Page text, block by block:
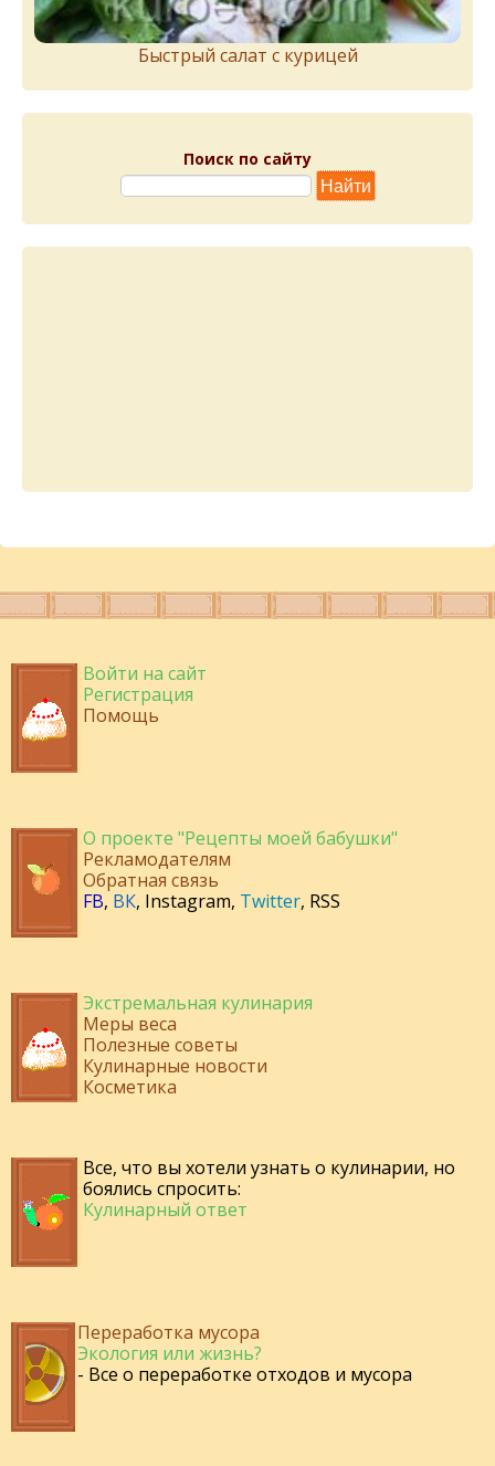
Быстрый салат с курицей
Поиск по сайту
Войти на сайт
Регистрация
Помощь
О проекте "Рецепты моей бабушки"
Рекламодателям
Обратная связь
FB, ВК, Instagram, Twitter, RSS
Экстремальная кулинария
Меры веса
Полезные советы
Кулинарные новости
Косметика
Все, что вы хотели узнать о кулинарии, но
боялись спросить:
Кулинарный ответ
Переработка мусора
Экология или жизнь?
- Все о переработке отходов и мусора